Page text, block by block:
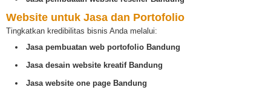
Website untuk Jasa dan Portofolio
Tingkatkan kredibilitas bisnis Anda melalui:
Jasa pembuatan web portofolio Bandung
Jasa desain website kreatif Bandung
Jasa website one page Bandung